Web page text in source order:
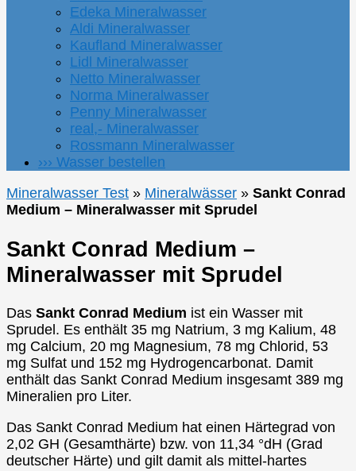
Edeka Mineralwasser
Aldi Mineralwasser
Kaufland Mineralwasser
Lidl Mineralwasser
Netto Mineralwasser
Norma Mineralwasser
Penny Mineralwasser
real,- Mineralwasser
Rossmann Mineralwasser
››› Wasser bestellen
Mineralwasser Test » Mineralwässer » Sankt Conrad
Medium – Mineralwasser mit Sprudel
Sankt Conrad Medium –
Mineralwasser mit Sprudel
Das Sankt Conrad Medium ist ein Wasser mit
Sprudel. Es enthält 35 mg Natrium, 3 mg Kalium, 48
mg Calcium, 20 mg Magnesium, 78 mg Chlorid, 53
mg Sulfat und 152 mg Hydrogencarbonat. Damit
enthält das Sankt Conrad Medium insgesamt 389 mg
Mineralien pro Liter.
Das Sankt Conrad Medium hat einen Härtegrad von
2,02 GH (Gesamthärte) bzw. von 11,34 °dH (Grad
deutscher Härte) und gilt damit als mittel-hartes